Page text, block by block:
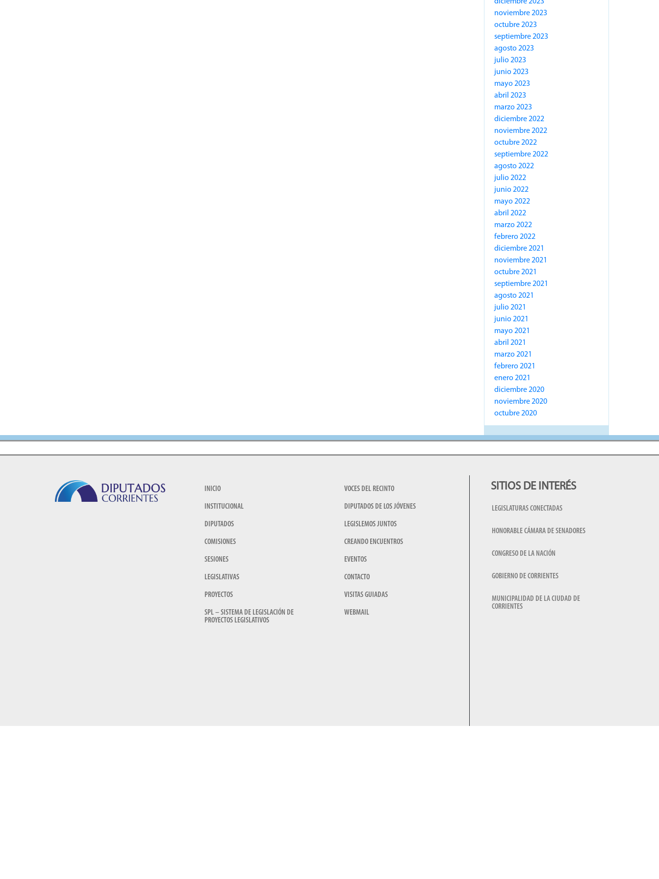
noviembre 2023
octubre 2023
septiembre 2023
agosto 2023
julio 2023
junio 2023
mayo 2023
abril 2023
marzo 2023
diciembre 2022
noviembre 2022
octubre 2022
septiembre 2022
agosto 2022
julio 2022
junio 2022
mayo 2022
abril 2022
marzo 2022
febrero 2022
diciembre 2021
noviembre 2021
octubre 2021
septiembre 2021
agosto 2021
julio 2021
junio 2021
mayo 2021
abril 2021
marzo 2021
febrero 2021
enero 2021
diciembre 2020
noviembre 2020
octubre 2020
INICIO
INSTITUCIONAL
DIPUTADOS
COMISIONES
SESIONES
LEGISLATIVAS
PROYECTOS
SPL – SISTEMA DE LEGISLACIÓN DE
PROYECTOS LEGISLATIVOS
VOCES DEL RECINTO
DIPUTADOS DE LOS JÓVENES
LEGISLEMOS JUNTOS
CREANDO ENCUENTROS
EVENTOS
CONTACTO
VISITAS GUIADAS
WEBMAIL
SITIOS DE INTERÉS
LEGISLATURAS CONECTADAS
HONORABLE CÁMARA DE SENADORES
CONGRESO DE LA NACIÓN
GOBIERNO DE CORRIENTES
MUNICIPALIDAD DE LA CIUDAD DE
CORRIENTES